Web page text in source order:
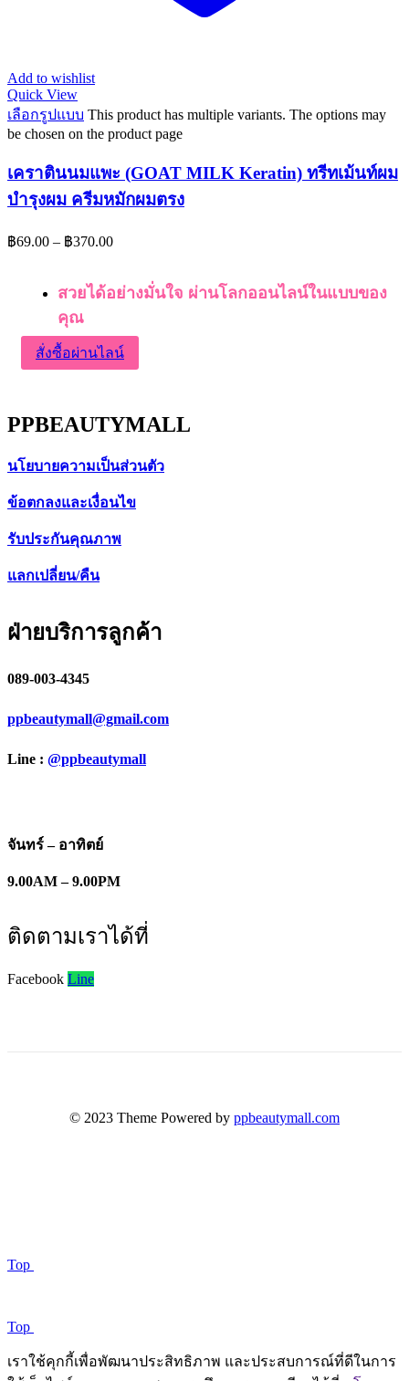
Add to wishlist
Quick View
เลือกรูปแบบ This product has multiple variants. The options may
be chosen on the product page
เคราตินนมแพะ (GOAT MILK Keratin) ทรีทเม้นท์ผม
บํารุงผม ครีมหมักผมตรง
฿69.00 – ฿370.00
สวยได้อย่างมั่นใจ ผ่านโลกออนไลน์ในแบบของ
คุณ
สั่งซื้อผ่านไลน์
PPBEAUTYMALL
นโยบายความเป็นส่วนตัว
ข้อตกลงและเงื่อนไข
รับประกันคุณภาพ
แลกเปลี่ยน/คืน
ฝ่ายบริการลูกค้า
089-003-4345
ppbeautymall@gmail.com
Line : @ppbeautymall
จันทร์ – อาทิตย์
9.00AM – 9.00PM
ติดตามเราได้ที่
Facebook Line
© 2023 Theme Powered by ppbeautymall.com
Top
Top
เราใช้คุกกี้เพื่อพัฒนาประสิทธิภาพ และประสบการณ์ที่ดีในการ